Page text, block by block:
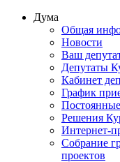
Дума
Общая
Новости
Ваш
Депутаты
Кабинет
График
Решения
Интернет-
Собрание
проектов